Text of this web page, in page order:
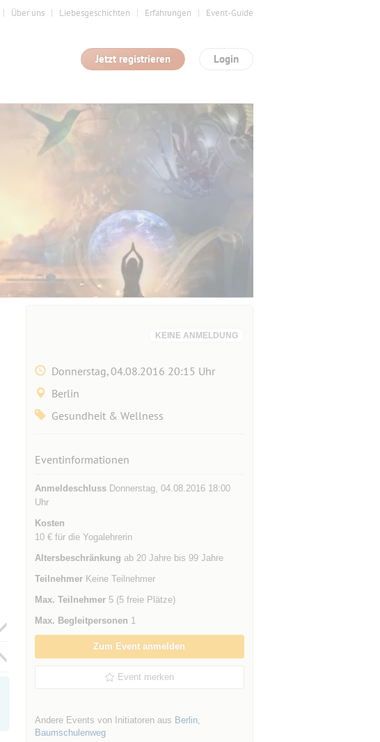
Über uns Liebesgeschichten Erfahrungen Event-Guide
Login
Jetzt registrieren
KEINE ANMELDUNG
Donnerstag, 04.08.2016 20:15 Uhr
Berlin
Gesundheit & Wellness
Eventinformationen
AnmeldeschlussDonnerstag, 04.08.2016 18:00
Uhr
Kosten
10 € für die Yogalehrerin
Altersbeschränkung ab 20 Jahre bis 99 Jahre
TeilnehmerKeine Teilnehmer
Max. Teilnehmer5 (5 freie Plätze)
Max. Begleitpersonen 1
Zum Event anmelden
Event merken
Andere Events von Initiatoren aus Berlin,
Baumschulenweg